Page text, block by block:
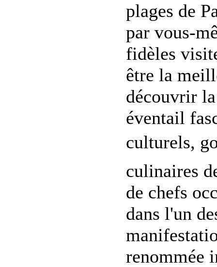
plages de
par vous-
fidèles
être la
découvrir
éventail
culturels,
culinaires
de chefs
dans l'un
renommée